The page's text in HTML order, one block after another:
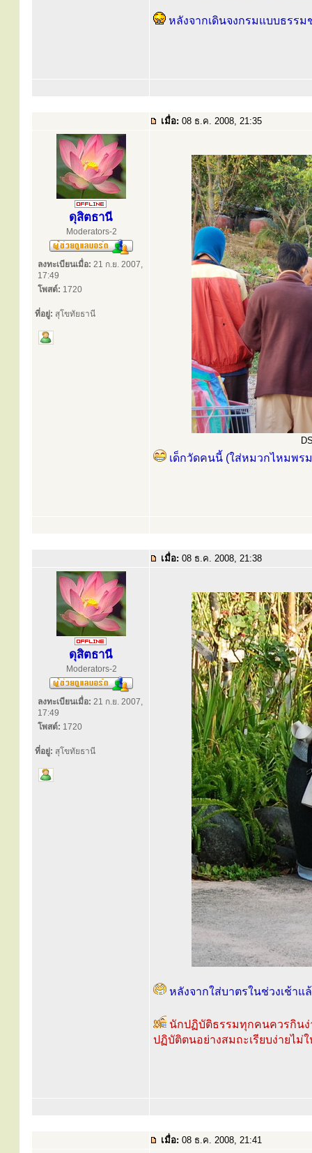
หลังจากเดินจงกรมแบบธรรม
เมื่อ: 08 ธ.ค. 2008, 21:35
ดุสิตธานี
Moderators-2
ลงทะเบียนเมื่อ: 21 ก.ย. 2007,
17:49
โพสต์: 1720
ที่อยู่: สุโขทัยธานี
เด็กวัดคนนี้ (ใส่หมวกไหมพร
เมื่อ: 08 ธ.ค. 2008, 21:38
ดุสิตธานี
Moderators-2
ลงทะเบียนเมื่อ: 21 ก.ย. 2007,
17:49
โพสต์: 1720
ที่อยู่: สุโขทัยธานี
หลังจากใส่บาตรในช่วงเช้าแ
นักปฏิบัติธรรมทุกคนควรกินง่
ปฏิบัติตนอย่างสมถะเรียบง่ายไม่
เมื่อ: 08 ธ.ค. 2008, 21:41